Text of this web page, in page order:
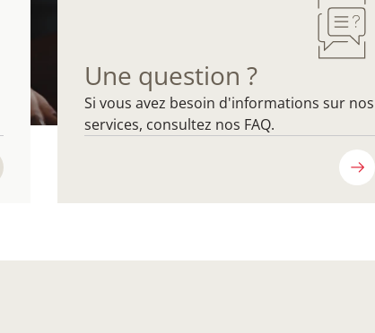
Une question ?
Si vous avez besoin d'informations sur nos
services, consultez nos FAQ.